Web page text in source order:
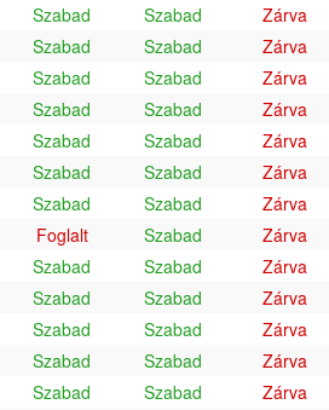
Szabad Szabad
Zárva
Szabad Szabad
Zárva
Szabad Szabad
Zárva
Szabad Szabad
Zárva
Szabad Szabad
Zárva
Szabad Szabad
Zárva
Szabad Szabad
Zárva
Foglalt Szabad
Zárva
Szabad Szabad
Zárva
Szabad Szabad
Zárva
Szabad Szabad
Zárva
Szabad Szabad
Zárva
Szabad Szabad Zárva